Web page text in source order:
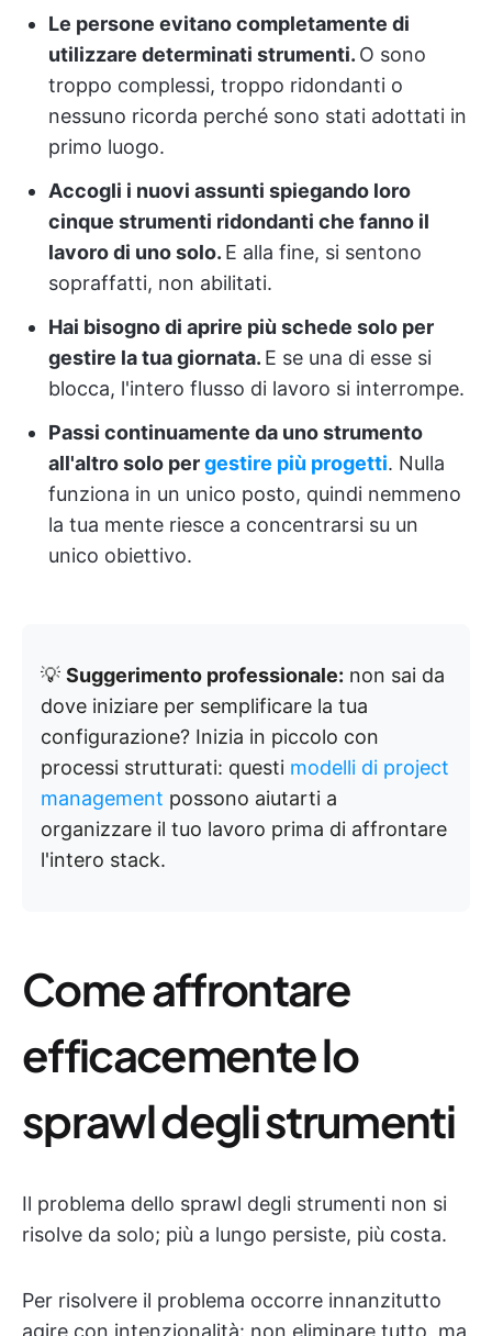
Le persone evitano completamente di
utilizzare determinati strumenti. O sono
troppo complessi, troppo ridondanti o
nessuno ricorda perché sono stati adottati in
primo luogo.
Accogli i nuovi assunti spiegando loro
cinque strumenti ridondanti che fanno il
lavoro di uno solo. E alla fine, si sentono
sopraffatti, non abilitati.
Hai bisogno di aprire più schede solo per
gestire la tua giornata. E se una di esse si
blocca, l'intero flusso di lavoro si interrompe.
Passi continuamente da uno strumento
all'altro solo pergestire più progetti. Nulla
funziona in un unico posto, quindi nemmeno
la tua mente riesce a concentrarsi su un
unico obiettivo.
💡 Suggerimento professionale: non sai da
dove iniziare per semplificare la tua
configurazione? Inizia in piccolo con
processi strutturati: questi modelli di project
management possono aiutarti a
organizzare il tuo lavoro prima di affrontare
l'intero stack.
Come affrontare
efficacemente lo
sprawl degli strumenti
Il problema dello sprawl degli strumenti non si
risolve da solo; più a lungo persiste, più costa.
Per risolvere il problema occorre innanzitutto
agire con intenzionalità: non eliminare tutto, ma